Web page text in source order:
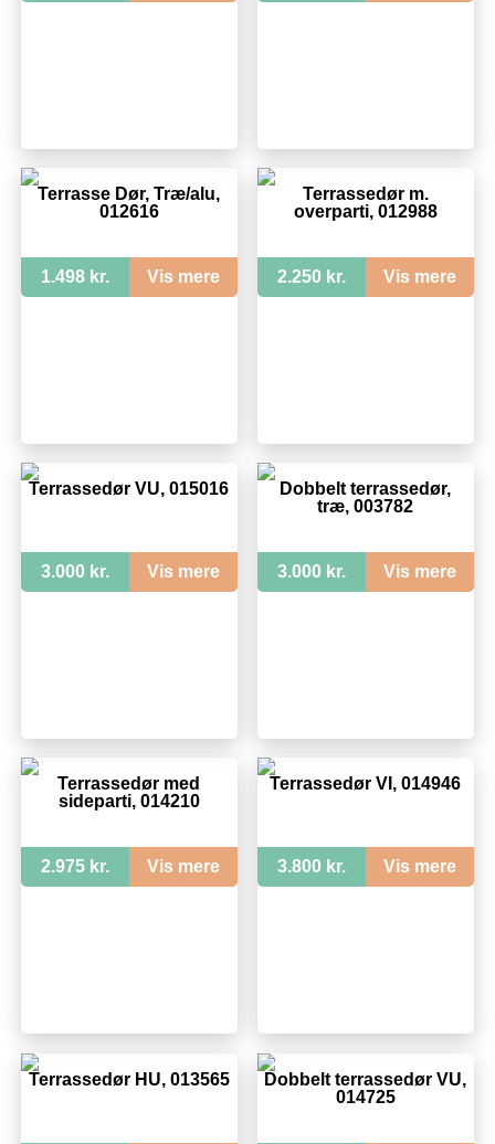
Terrasse Dør, Træ/alu,
012616
1.498 kr. Vis mere
Terrassedør m.
overparti, 012988
2.250 kr. Vis mere
Terrassedør VU, 015016
3.000 kr. Vis mere
Dobbelt terrassedør,
træ, 003782
3.000 kr. Vis mere
Terrassedør med
sideparti, 014210
2.975 kr. Vis mere
Terrassedør VI, 014946
3.800 kr. Vis mere
Terrassedør HU, 013565
Dobbelt terrassedør VU,
014725